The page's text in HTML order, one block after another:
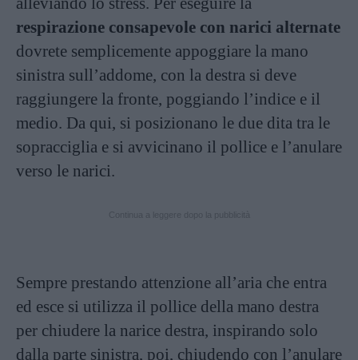
respirazione consapevole con narici alternate
dovrete semplicemente appoggiare la mano
sinistra sull’addome, con la destra si deve
raggiungere la fronte, poggiando l’indice e il
medio. Da qui, si posizionano le due dita tra le
sopracciglia e si avvicinano il pollice e l’anulare
verso le narici.
Sempre prestando attenzione all’aria che entra
ed esce si utilizza il pollice della mano destra
per chiudere la narice destra, inspirando solo
dalla parte sinistra, poi, chiudendo con l’anulare